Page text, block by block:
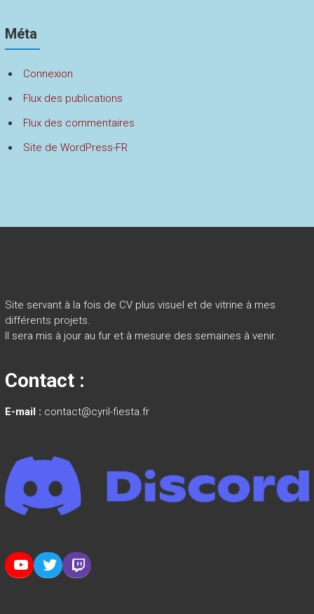
Méta
Connexion
Flux des publications
Flux des commentaires
Site de WordPress-FR
Site servant à la fois de CV plus visuel et de vitrine à mes
différents projets.
Il sera mis à jour au fur et à mesure des semaines à venir.
Contact :
E-mail : contact@cyril-fiesta.fr
YouTube
TwitterTwitch